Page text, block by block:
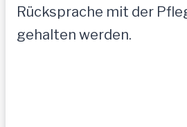
Rücksprache mit der
gehalten werden.